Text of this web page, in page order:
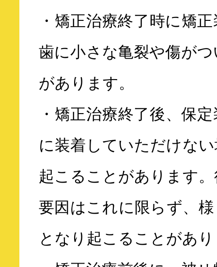
・矯正治療終了時に矯
歯に小さな亀裂や傷が
があります。
・矯正治療終了後、保
に装着していただけな
起こることがあります
要因はこれに限らず、
となり起こることがあ